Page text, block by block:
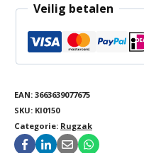
Veilig betalen
EAN: 3663639077675
SKU: KI0150
Categorie: Rugzak